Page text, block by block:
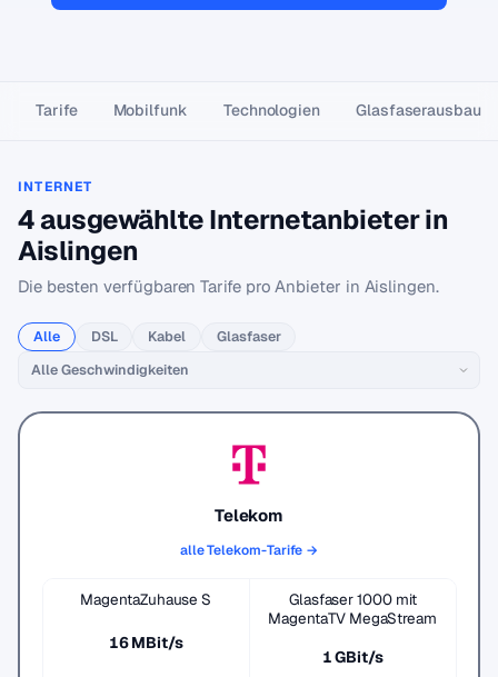
Tarife Mobilfunk Technologien Glasfaser­ausbau
INTERNET
4 ausgewählte Internetanbieter in
Aislingen
Die besten verfügbaren Tarife pro Anbieter in Aislingen.
Alle DSL Kabel Glasfaser
Telekom
alle Telekom-Tarife →
MagentaZuhause S
16 MBit/s
Glasfaser 1000 mit
MagentaTV MegaStream
1 GBit/s